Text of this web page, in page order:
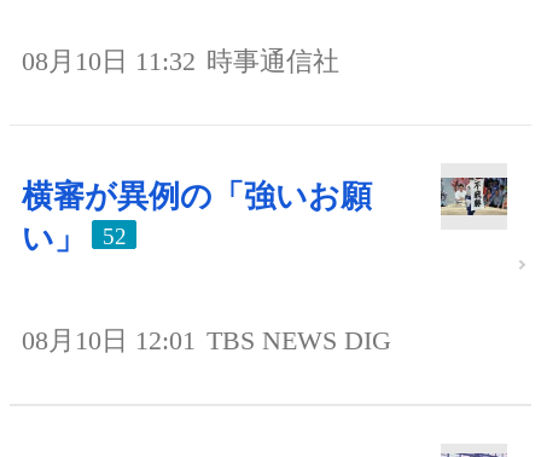
08月10日 11:32 時事通信社
横審が異例の「強いお願
い」
52
08月10日 12:01 TBS NEWS DIG